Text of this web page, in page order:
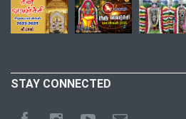
STAY CONNECTED